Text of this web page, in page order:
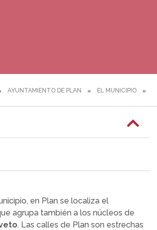
AYUNTAMIENTO DE PLAN EL MUNICIPIO
en Plan se localiza el
agrupa también a los núcleos de
. Las calles de Plan son estrechas